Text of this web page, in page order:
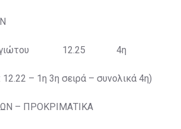
12.25 4η
– 1η 3η σειρά – συνολικά 4η)
– ΠΡΟΚΡΙΜΑΤΙΚΑ